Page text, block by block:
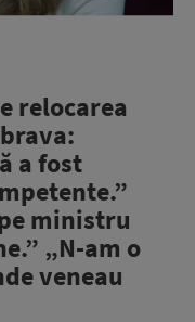
relocarea
a fost
ministru
„N-am o
veneau